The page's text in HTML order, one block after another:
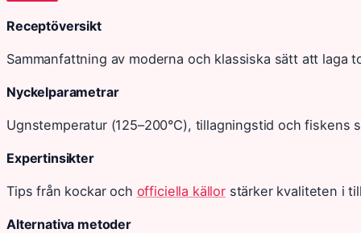
Receptöversikt
Sammanfattning av moderna och klassiska sätt att laga
Nyckelparametrar
Ugnstemperatur (125–200°C), tillagningstid och
Expertinsikter
Tips från kockar och officiella källorstärker kvaliteten i
Alternativa metoder